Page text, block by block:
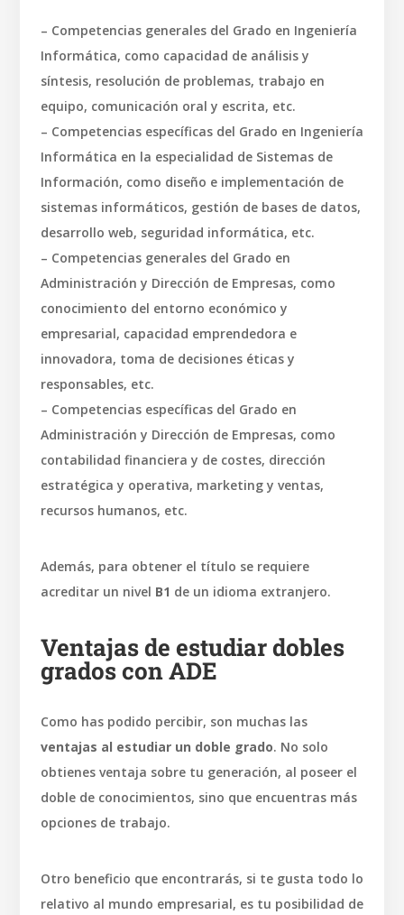
– Competencias generales del Grado en Ingeniería
Informática, como capacidad de análisis y
síntesis, resolución de problemas, trabajo en
equipo, comunicación oral y escrita, etc.
– Competencias específicas del Grado en Ingeniería
Informática en la especialidad de Sistemas de
Información, como diseño e implementación de
sistemas informáticos, gestión de bases de datos,
desarrollo web, seguridad informática, etc.
– Competencias generales del Grado en
Administración y Dirección de Empresas, como
conocimiento del entorno económico y
empresarial, capacidad emprendedora e
innovadora, toma de decisiones éticas y
responsables, etc.
– Competencias específicas del Grado en
Administración y Dirección de Empresas, como
contabilidad financiera y de costes, dirección
estratégica y operativa, marketing y ventas,
recursos humanos, etc.
Además, para obtener el título se requiere
acreditar un nivel B1 de un idioma extranjero.
Ventajas de estudiar dobles
grados con ADE
Como has podido percibir, son muchas las
ventajas al estudiar un doble grado. No solo
obtienes ventaja sobre tu generación, al poseer el
doble de conocimientos, sino que encuentras más
opciones de trabajo.
Otro beneficio que encontrarás, si te gusta todo lo
relativo al mundo empresarial, es tu posibilidad de